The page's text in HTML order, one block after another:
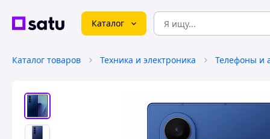
Каталог
Каталог товаров Техника и электроника Телефоны и